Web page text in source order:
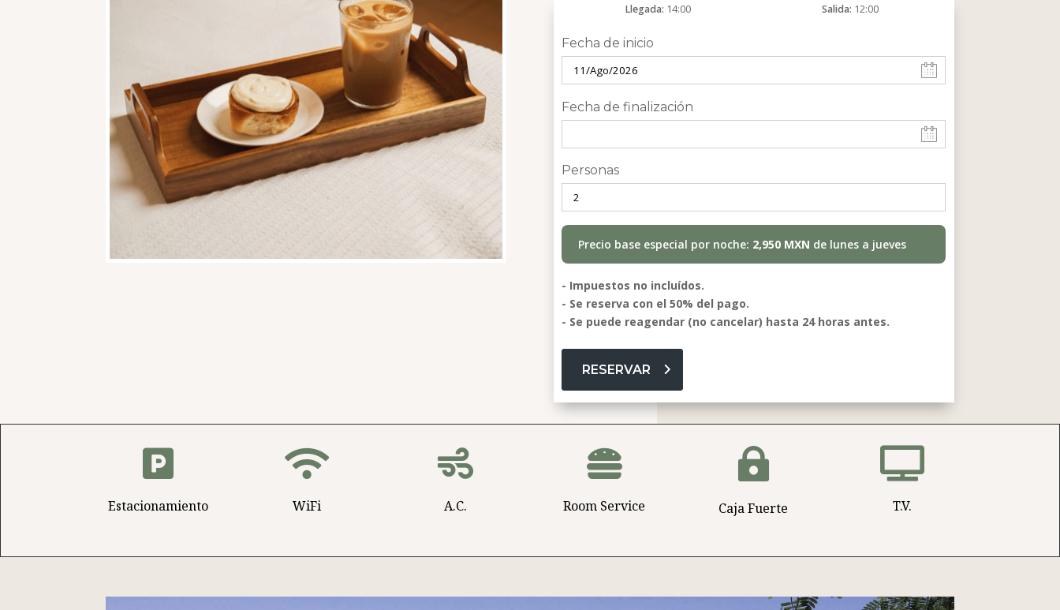
Llegada 14:00 Salida 12:00
Fecha de inicio
Fecha de finalización
Personas
Precio base especial por noche: 2,950 MXN de lunes a jueves
- Impuestos no incluídos.
- Se reserva con el 50% del pago.
- Se puede reagendar (no cancelar) hasta 24 horas antes.
RESERVAR

Estacionamiento

WiFi

A.C.

Room Service

Caja Fuerte

T.V.